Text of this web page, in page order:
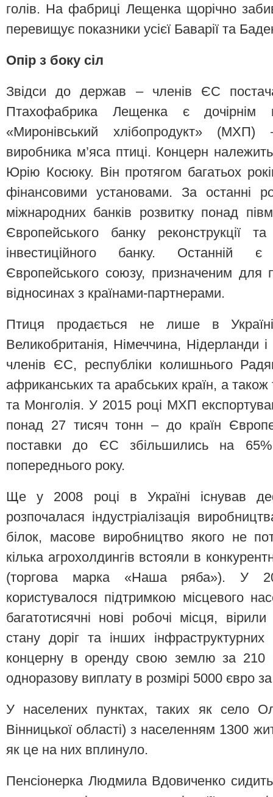
голів. На фабриці Лещенка щорічно
перевищує показники усієї Баварії та
Опір з боку сіл
Звідси до держав – членів ЄС
Птахофабрика Лещенка є дочірнім
«Миронівський хлібопродукт» (МХП)
виробника м’яса птиці. Концерн
Юрію Косюку. Він протягом багатьох
фінансовими установами. За останні
міжнародних банків розвитку понад
Європейського банку реконструкції
інвестиційного банку. Останній є
Європейського союзу, призначеним для
відносинах з країнами-партнерами.
Птиця продається не лише в
Великобританія, Німеччина, Нідерланди
членів ЄС, республіки колишнього
африканських та арабських країн, а
та Монголія. У 2015 році МХП
понад 27 тисяч тонн – до країн
поставки до ЄС збільшились на
попереднього року.
Ще у 2008 році в Україні існував
розпочалася індустріалізація
білок, масове виробництво якого не
кілька агрохолдингів встояли в
(торгова марка «Наша ряба»). У
користувалося підтримкою місцевого
багатотисячні нові робочі місця,
стану доріг та інших
концерну в оренду свою землю за 210
одноразову виплату в розмірі 5000 євро
У населених пунктах, таких як село
Вінницької області) з населенням 1300
як це на них вплинуло.
Пенсіонерка Людмила Вдовиченко